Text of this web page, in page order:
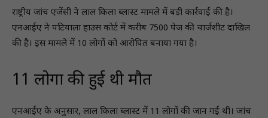
राष्ट्रीय जांच एजेंसी ने लाल किला ब्लास्ट मामले में बड़ी कार्रवाई की है।
एनआईए ने पटियाला हाउस कोर्ट में करीब 7500 पेज की चार्जशीट दाखिल
की है। इस मामले में 10 लोगों को आरोपित बनाया गया है।
11 लोगों की हुई थी मौत
एनआईए के अनुसार, लाल किला ब्लास्ट में 11 लोगों की जान गई थी। जांच